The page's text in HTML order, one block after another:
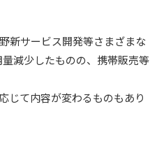
新サービス開発等さまざまな
減少したものの、携帯販売等
じて内容が変わるものもあり